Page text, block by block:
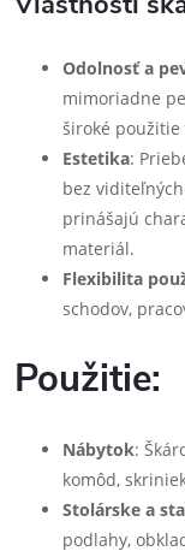
Odolnosť a
mimoriadne
široké použitie
Estetika:
bez
prinášajú
materiál.
Flexibilita
schodov,
Použitie:
Nábytok:
komôd,
Stolárske a
podlahy,